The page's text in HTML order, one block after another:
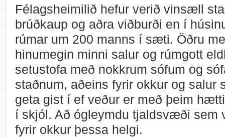
Félagsheimilið hefur verið vinsæll
brúðkaup og aðra viðburði en í
rúmar um 200 manns í sæti. Öðru
hinumegin minni salur og rúmgott
setustofa með nokkrum sófum og
staðnum, aðeins fyrir okkur og salur
geta gist í ef veður er með þeim
í skjól. Að ógleymdu tjaldsvæði sem
fyrir okkur þessa helgi.